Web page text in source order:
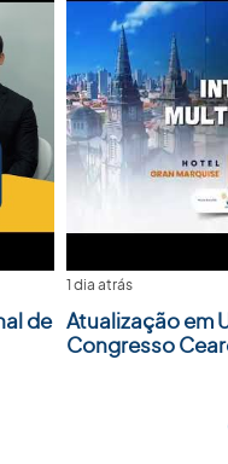
de
1 dia atrás
Atualização em
Congresso